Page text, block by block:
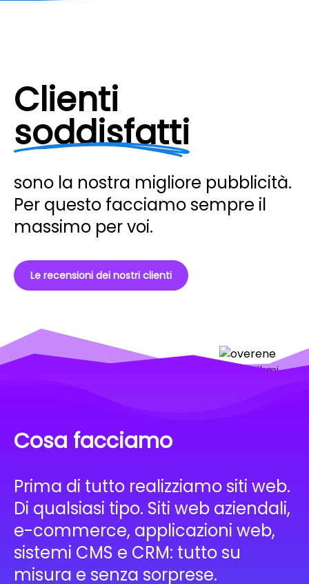
Clienti
soddisfatti
sono la nostra migliore pubblicità.
Per questo facciamo sempre il
massimo per voi.
Le recensioni dei nostri clienti
Cosa facciamo
Prima di tutto realizziamo siti web.
Di qualsiasi tipo. Siti web aziendali,
e-commerce, applicazioni web,
sistemi CMS e CRM: tutto su
misura e senza sorprese.